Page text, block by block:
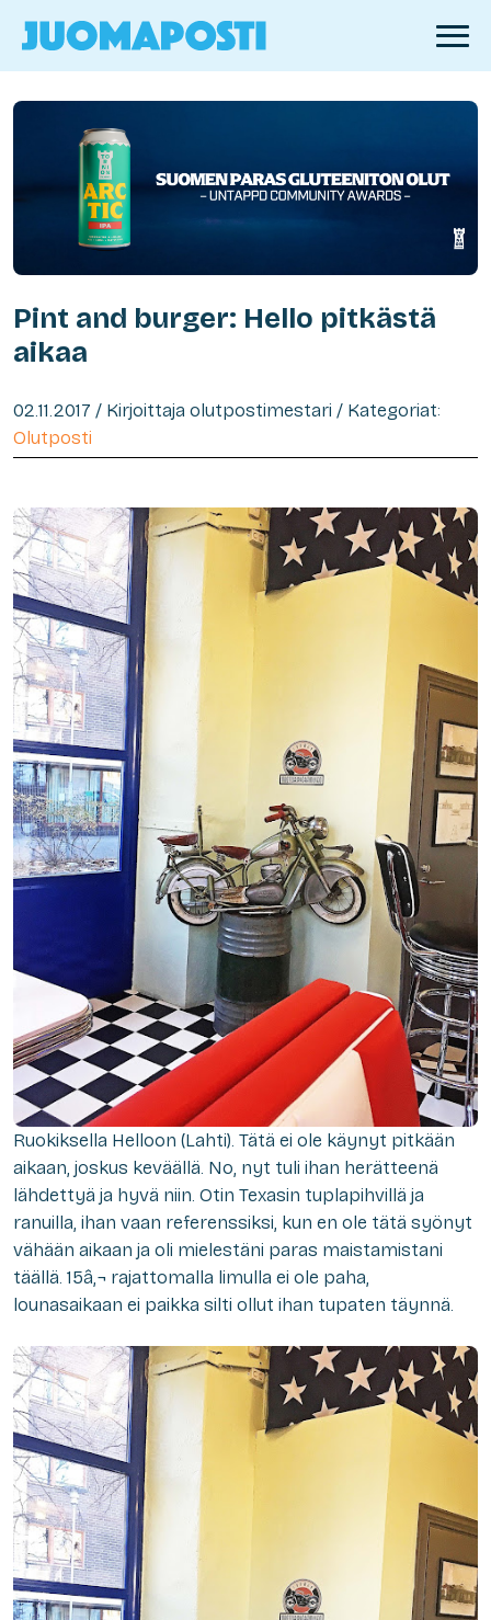
Pint and burger: Hello pitkästä
aikaa
02.11.2017 / Kirjoittaja olutpostimestari / Kategoriat:
Olutposti
Ruokiksella Helloon (Lahti). Tätä ei ole käynyt pitkään
aikaan, joskus keväällä. No, nyt tuli ihan herätteenä
lähdettyä ja hyvä niin. Otin Texasin tuplapihvillä ja
ranuilla, ihan vaan referenssiksi, kun en ole tätä syönyt
vähään aikaan ja oli mielestäni paras maistamistani
täällä. 15â‚¬ rajattomalla limulla ei ole paha,
lounasaikaan ei paikka silti ollut ihan tupaten täynnä.